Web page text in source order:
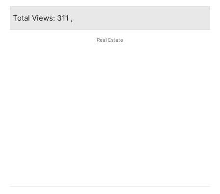
Total Views: 311 ,
Real Estate